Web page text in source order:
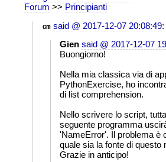
Forum >> Principianti
㎝ said @ 2017-12-07 20:08:49:
Gien said @ 2017-12-07
Buongiorno!
Nella mia classica via di
PythonExercise, ho
di list comprehension.
Nello scrivere lo script,
seguente programma
'NameError'. Il problema è
quale sia la fonte di questo
Grazie in anticipo!